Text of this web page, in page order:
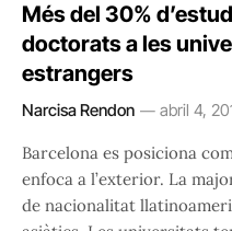
Més del 30%
doctorats a les
estrangers
Narcisa Rendon abril 4,
Barcelona es posiciona
enfoca a l’exterior. La
de nacionalitat